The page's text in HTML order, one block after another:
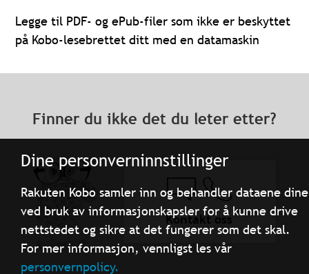
Dine personverninnstillinger
Rakuten Kobo samler inn og behandler dataene dine
ved bruk av informasjonskapsler for å kunne drive
nettstedet og sikre at det fungerer som det skal.
For mer informasjon, vennligst les vår
personvernpolicy.
Legge til PDF- og ePub-filer som ikke er beskyttet
på Kobo-lesebrettet ditt med en datamaskin
Finner du ikke det du leter etter?
Kontakt oss